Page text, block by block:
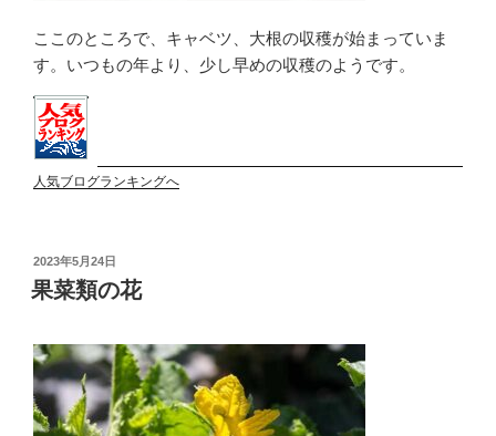
ここのところで、キャベツ、大根の収穫が始まっていま
す。いつもの年より、少し早めの収穫のようです。
人気ブログランキングへ
投
稿
日:
2023年5月24日
果菜類の花